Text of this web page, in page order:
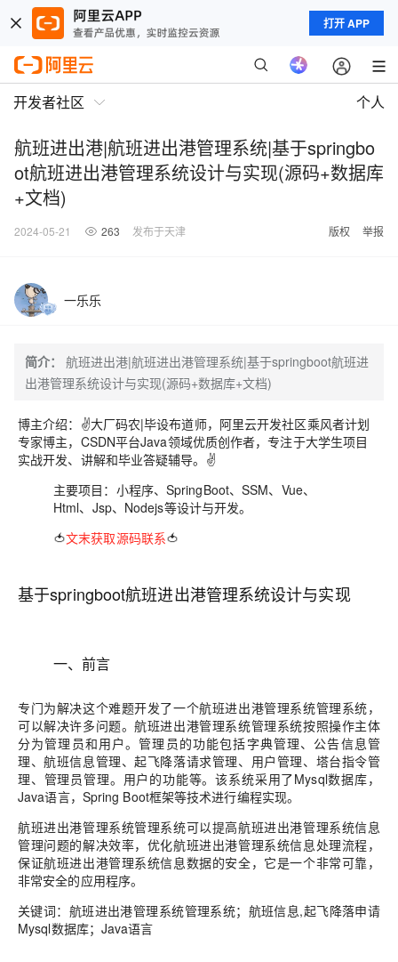
打开 APP
开发者社区 个人
航班进出港|航班进出港管理系统|基于springbo
ot航班进出港管理系统设计与实现(源码+数据库
+文档)
2024-05-21 263 发布于天津 版权 举报
一乐乐
简介：
航班进出港|航班进出港管理系统|基于springboot航班进
出港管理系统设计与实现(源码+数据库+文档)
博主介绍：✌️大厂码农|毕设布道师，阿里云开发社区乘风者计划
专家博主，CSDN平台Java领域优质创作者，专注于大学生项目
实战开发、讲解和毕业答疑辅导。✌️
主要项目 ：小程序、SpringBoot、SSM、Vue、
Html、Jsp、Nodejs等设计与开发。
🍅文末获取源码联系🍅
基于springboot航班进出港管理系统设计与实现
一、前言
专门为解决这个难题开发了一个航班进出港管理系统管理系统，
可以解决许多问题。航班进出港管理系统管理系统按照操作主体
分为管理员和用户。管理员的功能包括字典管理、公告信息管
理、航班信息管理、起飞降落请求管理、用户管理、塔台指令管
理、管理员管理。用户的功能等。该系统采用了Mysql数据库，
Java语言，Spring Boot框架等技术进行编程实现。
航班进出港管理系统管理系统可以提高航班进出港管理系统信息
管理问题的解决效率，优化航班进出港管理系统信息处理流程，
保证航班进出港管理系统信息数据的安全，它是一个非常可靠，
非常安全的应用程序。
关键词： 航班进出港管理系统管理系统；航班信息,起飞降落申请
Mysql数据库；Java语言